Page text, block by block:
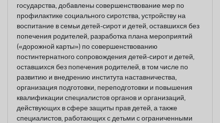
государства, добавлены совершенствование мер по
профилактике социального сиротства, устройству на
воспитание в семьи детей-сирот и детей, оставшихся без
попечения родителей, разработка плана мероприятий
(«дорожной карты») по совершенствованию
постинтернатного сопровождения детей-сирот и детей,
оставшихся без попечения родителей, в том числе по
развитию и внедрению института наставничества,
организация подготовки, переподготовки и повышения
квалификации специалистов органов и организаций,
действующих в сфере защиты прав детей, а также
специалистов, работающих с детьми с ограниченными